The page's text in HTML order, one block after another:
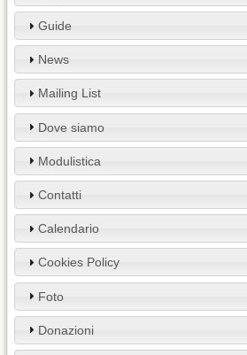
Guide
News
Mailing List
Dove siamo
Modulistica
Contatti
Calendario
Cookies Policy
Foto
Donazioni